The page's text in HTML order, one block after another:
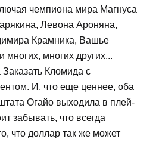
чемпиона мира Магнуса
Левона Ароняна,
Крамника, Вашье
многих других...
Кломида с
И, что еще ценнее, оба
Огайо выходила в плей-
забывать, что всегда
что доллар так же может